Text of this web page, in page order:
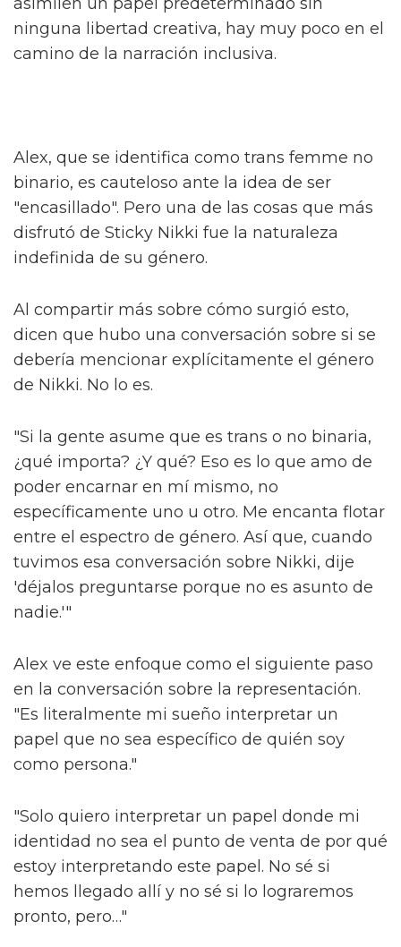
concede que es un buen punto de referencia.
"Imagina 'Pose' mezclado con 'Skins'" – una
idea salvaje. "¿Quién no querría ver eso?"
que ayudan a Byron en su camino. Junto a
ellos están Lady Die (Laquarn Lewis), Dirty
Damian (Adam Ali) y Sasha (Hannah Jones).
Alex compara 'The Fallen Divas' con otro
quinteto icónico: las Spice Girls. "Todos somos
tan diferentes", explican. "Tienes uno que es
esto, uno que es aquello, diferentes colores y
formas. Ojalá todos puedan decir: 'esa
importante."
Ese concepto de relación, más comúnmente
discutido en círculos de medios y
entretenimiento como 'representación', es
promover la diversidad, la equidad y la
inclusión son socavados en lugares como las
artes, las historias diversas necesitan
permanecer – no solo para que las personas
se sientan vistas, sino también por el alma de